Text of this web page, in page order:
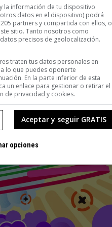
de material, buceando en las
dibujos tienen una lectura
la información de tu dispositivo
datos en el dispositivo) podrá
partners y compartida con ellos, o
sitio. Tanto nosotros como
precisos de geolocalización.
traten tus datos personales en
lo que puedes oponerte
En la parte inferior de esta
un enlace para gestionar o retirar el
de privacidad y cookies.
Aceptar y seguir GRATIS
opciones